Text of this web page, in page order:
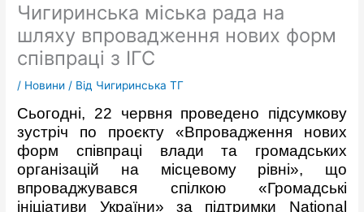
Чигиринська міська рада на
шляху впровадження нових форм
співпраці з ІГС
/ Новини / Від Чигиринська ТГ
Сьогодні, 22 червня проведено підсумкову
зустріч по проєкту «Впровадження нових
форм співпраці влади та громадських
організацій на місцевому рівні», що
впроваджувався спілкою «Громадські
ініціативи України» за підтримки National